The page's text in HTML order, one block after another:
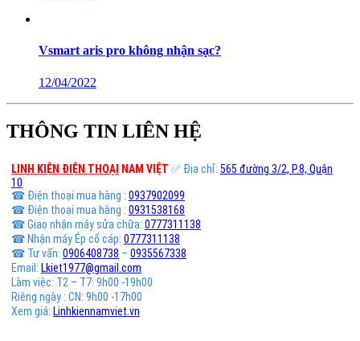
Vsmart aris pro không nhận sạc?
12/04/2022
THÔNG TIN LIÊN HỆ
LINH KIỆN ĐIỆN THOẠI NAM VIỆT ✅ Địa chỉ: 565 đường 3/2, P.8, Quận
10
☎ Điện thoại mua hàng : 0937902099
☎ Điện thoại mua hàng : 0931538168
☎ Giao nhận máy sửa chữa: 0777311138
☎ Nhận máy Ép cổ cáp: 0777311138
☎ Tư vấn: 0906408738 – 0935567338
Email: Lkiet1977@gmail.com
Làm việc: T2 – T7: 9h00 -19h00
Riêng ngày : CN: 9h00 -17h00
Xem giá: Linhkiennamviet.vn